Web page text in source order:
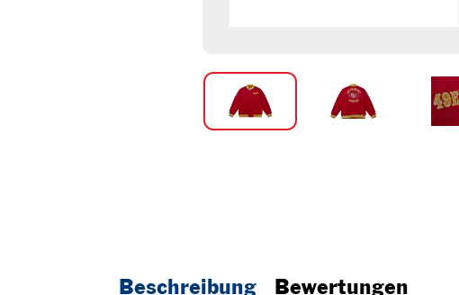
Beschreibung Bewertungen